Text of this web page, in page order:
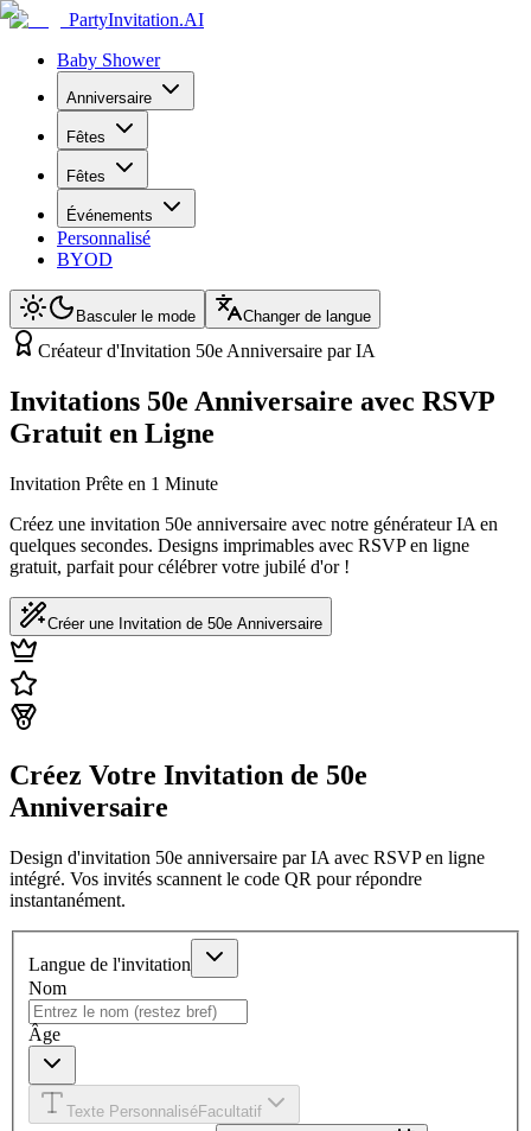
PartyInvitation.AI
Baby Shower
Anniversaire
Fêtes
Fêtes
Événements
Personnalisé
BYOD
Basculer le mode Changer de langue
Créateur d'Invitation 50e Anniversaire par IA
Invitations 50e Anniversaire avec RSVP
Gratuit en Ligne
Invitation Prête en 1 Minute
Créez une invitation 50e anniversaire avec notre générateur IA en
quelques secondes. Designs imprimables avec RSVP en ligne
gratuit, parfait pour célébrer votre jubilé d'or !
Créer une Invitation de 50e Anniversaire
Créez Votre Invitation de 50e
Anniversaire
Design d'invitation 50e anniversaire par IA avec RSVP en ligne
intégré. Vos invités scannent le code QR pour répondre
instantanément.
Langue de l'invitation
Nom
Âge
Texte PersonnaliséFacultatif